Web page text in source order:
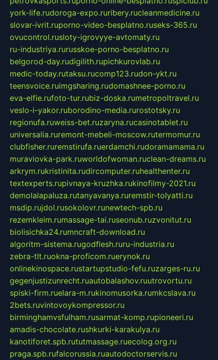
york-life.rudoroga-expo.ruribery.rucleanmedicine.ru
slovar-ivrit.ruporno-video-besplatno.ruseks-365.ru
ovucontrol.rusloty-igrovyye-avtomaty.ru
ru-industriya.rurusskoe-porno-besplatno.ru
belgorod-day.rudigilith.rupichkurovlab.ru
medic-today.rutaksu.rucomp123.rudon-ykt.ru
teensvoice.ruimgsharing.rudomashnee-porno.ru
eva-elfie.rufoto-tur.rubiz-doska.rumetropoltravel.ru
veslo-i-yakor.ruborodino-media.rurostotsky.ru
regionufa.ruweiss-bet.ruzaryna.rucasinotablet.ru
universalia.ruremont-mebeli-moscow.rutermomur.ru
clubfisher.ruremstirufa.ruerdamchi.rudoramamama.ru
muraviovka-park.ruworldofwoman.ruclean-dreams.ru
arkrym.rukristinita.rudircomputer.ruhealthenter.ru
textexperts.rupivnaya-kruzhka.rukinofilmy-2021.ru
demolalapaluza.rutanyavanya.ruremstir-tolyatti.ru
msdip.rujdol.rusokolovr.runewtech-spb.ru
rezemkleim.rumassage-tai.ruseonub.ruzvonitut.ru
biolisichka24.rumncraft-download.ru
algoritm-sistema.rugodflesh.ruru-industria.ru
zebra-tlt.ruokna-proficom.ruerynok.ru
onlinekinospace.rustartupstudio-fefu.ruzarges-ru.ru
gegenjustizunrecht.ruautobalashov.ruutrovortu.ru
spiski-firm.ruelara-m.rukinomusorka.rumkcslava.ru
2bets.ruvintovoykompressor.ru
birminghamvsfulham.rusarmat-komp.rupioneeri.ru
amadis-chocolate.rushkurki-karakulya.ru
kanotiforet.spb.rututmassage.ruecolog.org.ru
praga.spb.rufalcorussia.ruautodoctorservis.ru